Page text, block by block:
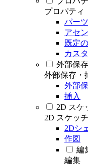
プロパティ
パー
アセ
既定
カス
外部保
外部保存・
外部
挿入
2D スケ
2D スケッチ
2Dシ
作図
編
編集